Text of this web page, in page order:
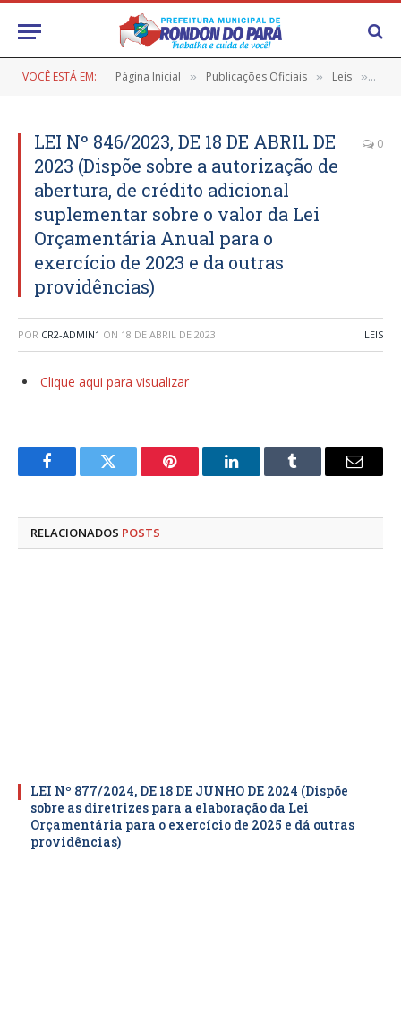
VOCÊ ESTÁ EM: Página Inicial » Publicações Oficiais » Leis »
LEI Nº 846/2023, DE 18 DE ABRIL DE
2023 (Dispõe sobre a autorização de
abertura, de crédito adicional
suplementar sobre o valor da Lei
Orçamentária Anual para o
exercício de 2023 e da outras
providências)
0
POR CR2-ADMIN1 ON 18 DE ABRIL DE 2023 LEIS
Clique aqui para visualizar
FacebookTwitter Pinterest LinkedInTumblr
E-
RELACIONADOS POSTS
LEI Nº 877/2024, DE 18 DE JUNHO DE 2024 (Dispõe
sobre as diretrizes para a elaboração da Lei
Orçamentária para o exercício de 2025 e dá outras
providências)